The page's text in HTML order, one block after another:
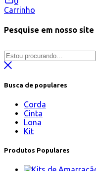
Carrinho
Pesquise em nosso site
Busca de populares
Corda
Cinta
Lona
Kit
Produtos Populares